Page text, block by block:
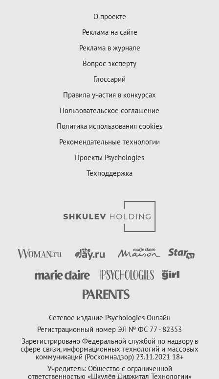
О проекте
Реклама на сайте
Реклама в журнале
Вопрос эксперту
Глоссарий
Правила участия в конкурсах
Пользовательское соглашение
Политика использования cookies
Рекомендательные технологии
Проекты Psychologies
Техподдержка
Сетевое издание Psychologies Онлайн
Регистрационный номер ЭЛ № ФС 77 - 82353
Зарегистрировано Федеральной службой по надзору в
сфере связи, информационных технологий и массовых
коммуникаций (Роскомнадзор) 23.11.2021 18+
Учредитель: Общество с ограниченной
ответственностью «Шкулёв Диджитал Технологии»